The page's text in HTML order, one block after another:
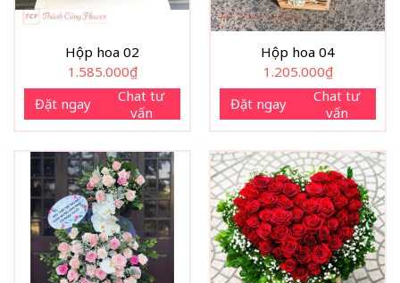
Hộp hoa 02
1.585.000₫
Đặt ngay
Chat tư
vấn
Hộp hoa 04
1.205.000₫
Đặt ngay
Chat tư
vấn